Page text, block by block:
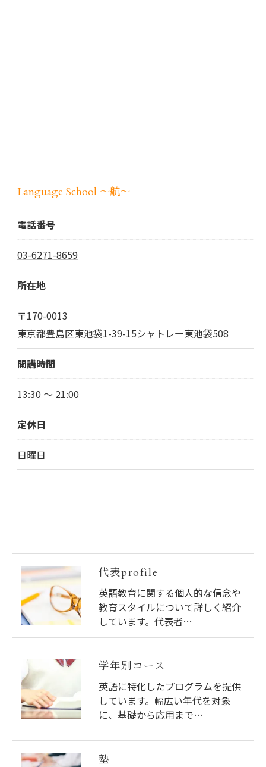
Language School ～航～
電話番号
03-6271-8659
所在地
〒170-0013
東京都豊島区東池袋1-39-15シャトレー東池袋508
開講時間
13:30 ～ 21:00
定休日
日曜日
代表profile
英語教育に関する個人的な信念や
教育スタイルについて詳しく紹介
しています。代表者…
学年別コース
英語に特化したプログラムを提供
しています。幅広い年代を対象
に、基礎から応用まで…
塾